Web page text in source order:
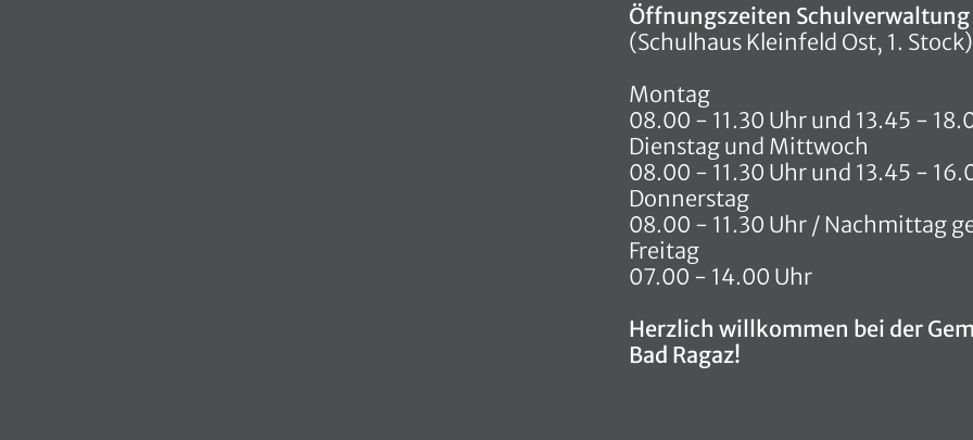
Öffnungszeiten Schulverwaltung
(Schulhaus Kleinfeld Ost, 1. Stock)
Montag
08.00 - 11.30 Uhr und 13.45 -
Dienstag und Mittwoch
08.00 - 11.30 Uhr und 13.45 -
Donnerstag
08.00 - 11.30 Uhr / Nachmittag
Freitag
07.00 - 14.00 Uhr
Herzlich willkommen bei der
Bad Ragaz!